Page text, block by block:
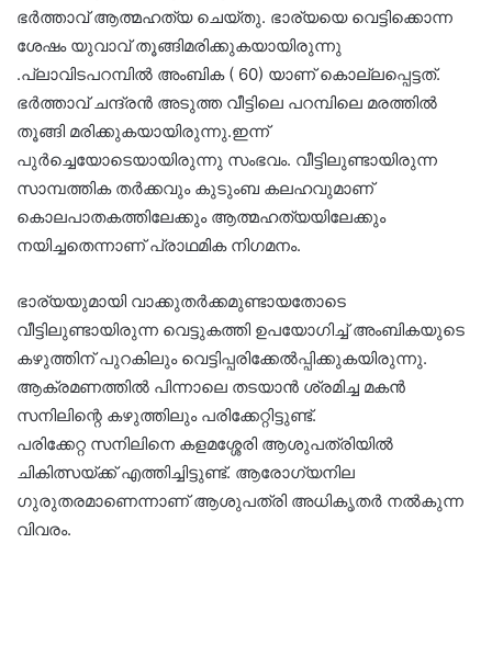
ഭർത്താവ് ആത്മഹത്യ ചെയ്തു. ഭാര്യയെ വെട്ടിക്കൊന്ന
ശേഷം യുവാവ് തൂങ്ങിമരിക്കുകയായിരുന്നു
.പ്ലാവിടപറമ്പിൽ അംബിക ( 60) യാണ് കൊല്ലപ്പെട്ടത്.
ഭർത്താവ് ചന്ദ്രൻ അടുത്ത വീട്ടിലെ പറമ്പിലെ മരത്തിൽ
തൂങ്ങി മരിക്കുകയായിരുന്നു.ഇന്ന്
പുർച്ചെയോടെയായിരുന്നു സംഭവം. വീട്ടിലുണ്ടായിരുന്ന
സാമ്പത്തിക തർക്കവും കുടുംബ കലഹവുമാണ്
കൊലപാതകത്തിലേക്കും ആത്മഹത്യയിലേക്കും
നയിച്ചതെന്നാണ് പ്രാഥമിക നിഗമനം.
ഭാര്യയുമായി വാക്കുതർക്കമുണ്ടായതോടെ
വീട്ടിലുണ്ടായിരുന്ന വെട്ടുകത്തി ഉപയോഗിച്ച് അംബികയുടെ
കഴുത്തിന് പുറകിലും വെട്ടിപ്പരിക്കേൽപ്പിക്കുകയിരുന്നു.
ആക്രമണത്തിൽ പിന്നാലെ തടയാൻ ശ്രമിച്ച മകൻ
സനിലിന്റെ കഴുത്തിലും പരിക്കേറ്റിട്ടുണ്ട്.
പരിക്കേറ്റ സനിലിനെ കളമശ്ശേരി ആശുപത്രിയിൽ
ചികിത്സയ്ക്ക് എത്തിച്ചിട്ടുണ്ട്. ആരോഗ്യനില
ഗുരുതരമാണെന്നാണ് ആശുപത്രി അധികൃതർ നൽകുന്ന
വിവരം.